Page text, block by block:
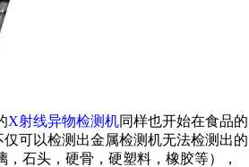
X射线异物检测机同样也开始在食品的
可以检测出金属检测机无法检测出的
石头，硬骨，硬塑料，橡胶等），